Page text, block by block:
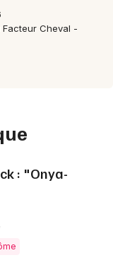
Facteur Cheval -
: "Onya-